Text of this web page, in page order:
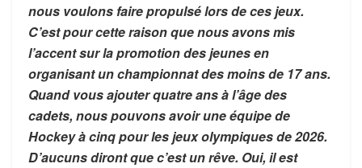
nous voulons faire propulsé lors de ces jeux.
C’est pour cette raison que nous avons mis
l’accent sur la promotion des jeunes en
organisant un championnat des moins de 17 ans.
Quand vous ajouter quatre ans à l’âge des
cadets, nous pouvons avoir une équipe de
Hockey à cinq pour les jeux olympiques de 2026.
D’aucuns diront que c’est un rêve. Oui, il est